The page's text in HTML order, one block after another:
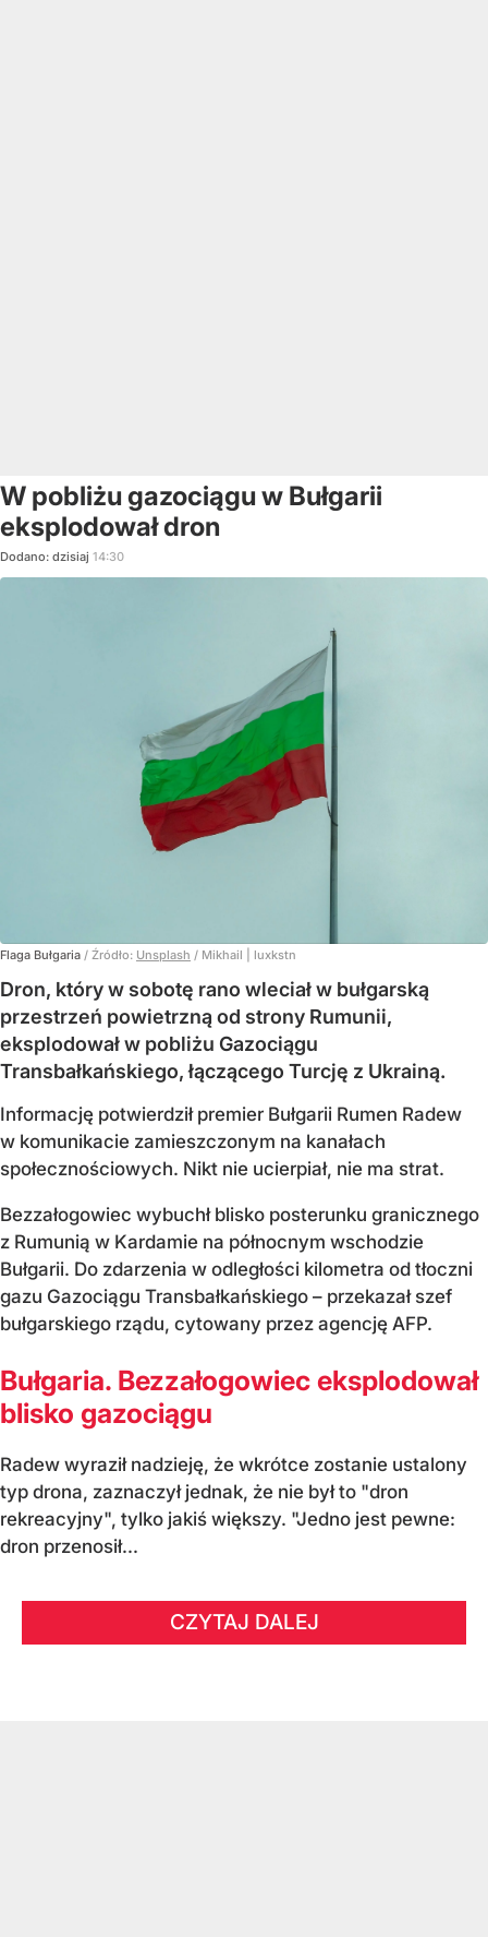
W pobliżu gazociągu w Bułgarii
eksplodował dron
Dodano: dzisiaj 14:30
Flaga Bułgaria / Źródło: Unsplash / Mikhail | luxkstn
Dron, który w sobotę rano wleciał w bułgarską
przestrzeń powietrzną od strony Rumunii,
eksplodował w pobliżu Gazociągu
Transbałkańskiego, łączącego Turcję z Ukrainą.
Informację potwierdził premier Bułgarii Rumen Radew
w komunikacie zamieszczonym na kanałach
społecznościowych. Nikt nie ucierpiał, nie ma strat.
Bezzałogowiec wybuchł blisko posterunku granicznego
z Rumunią w Kardamie na północnym wschodzie
Bułgarii. Do zdarzenia w odległości kilometra od tłoczni
gazu Gazociągu Transbałkańskiego – przekazał szef
bułgarskiego rządu, cytowany przez agencję AFP.
Bułgaria. Bezzałogowiec eksplodował
blisko gazociągu
Radew wyraził nadzieję, że wkrótce zostanie ustalony
typ drona, zaznaczył jednak, że nie był to "dron
rekreacyjny", tylko jakiś większy. "Jedno jest pewne:
dron przenosił...
CZYTAJ DALEJ